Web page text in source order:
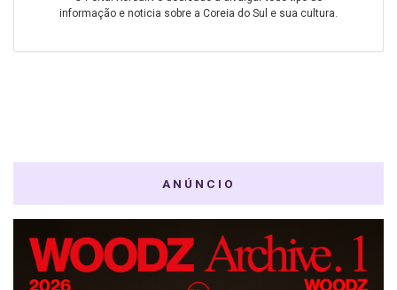
informação e noticia sobre a Coreia do Sul e sua cultura.
ANÚNCIO